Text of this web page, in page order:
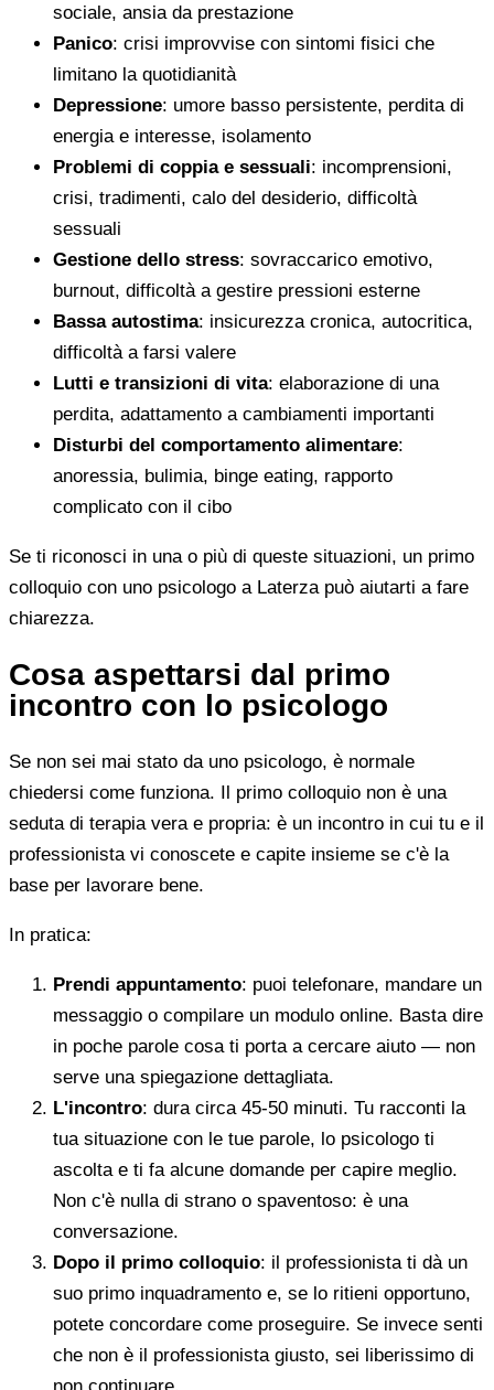
sociale, ansia da prestazione
Panico: crisi improvvise con sintomi fisici che
limitano la quotidianità
Depressione: umore basso persistente, perdita di
energia e interesse, isolamento
Problemi di coppia e sessuali: incomprensioni,
crisi, tradimenti, calo del desiderio, difficoltà
sessuali
Gestione dello stress: sovraccarico emotivo,
burnout, difficoltà a gestire pressioni esterne
Bassa autostima: insicurezza cronica, autocritica,
difficoltà a farsi valere
Lutti e transizioni di vita: elaborazione di una
perdita, adattamento a cambiamenti importanti
Disturbi del comportamento alimentare:
anoressia, bulimia, binge eating, rapporto
complicato con il cibo
Se ti riconosci in una o più di queste situazioni, un primo
colloquio con uno psicologo a Laterza può aiutarti a fare
chiarezza.
Cosa aspettarsi dal primo
incontro con lo psicologo
Se non sei mai stato da uno psicologo, è normale
chiedersi come funziona. Il primo colloquio non è una
seduta di terapia vera e propria: è un incontro in cui tu e il
professionista vi conoscete e capite insieme se c'è la
base per lavorare bene.
In pratica:
Prendi appuntamento: puoi telefonare, mandare un
messaggio o compilare un modulo online. Basta dire
in poche parole cosa ti porta a cercare aiuto — non
serve una spiegazione dettagliata.
L'incontro: dura circa 45-50 minuti. Tu racconti la
tua situazione con le tue parole, lo psicologo ti
ascolta e ti fa alcune domande per capire meglio.
Non c'è nulla di strano o spaventoso: è una
conversazione.
Dopo il primo colloquio: il professionista ti dà un
suo primo inquadramento e, se lo ritieni opportuno,
potete concordare come proseguire. Se invece senti
che non è il professionista giusto, sei liberissimo di